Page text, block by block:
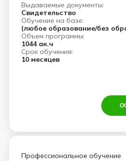
Выдаваемые документы:
Свидетельство
Обучение на базе:
(любое образование/без
Объем программы:
1044 ак.ч
Срок обучения:
10 месяцев
Профессиональное обучение